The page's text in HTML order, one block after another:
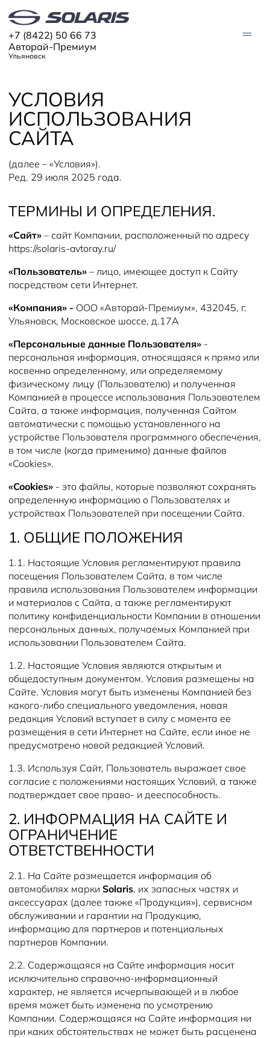
Авторай-Премиум
Ульяновск
+7 (8422) 50 66 73
АВТО В НАЛИЧИИ
МОДЕЛИ
Solaris KRS
Solaris HS
ПОКУПАТЕЛЯМ
Трейд-ин
Корпоративным клиентам
Тест-драйв
Solaris Страхование
Solaris Забота
Плати частями
СЕРВИС
Запись на сервис
Гарантия
Руководства
О ДИЛЕРЕ
Контакты
Новости
УСЛОВИЯ
ИСПОЛЬЗОВАНИЯ
САЙТА
(далее – «Условия»).
Ред. 29 июля 2025 года.
ТЕРМИНЫ И ОПРЕДЕЛЕНИЯ.
«Сайт» – сайт Компании, расположенный по адресу
https://solaris-avtoray.ru/
«Пользователь» – лицо, имеющее доступ к Сайту
посредством сети Интернет.
«Компания» - ООО «Авторай-Премиум», 432045, г.
Ульяновск, Московское шоссе, д.17А
«Персональные данные Пользователя» -
персональная информация, относящаяся к прямо или
косвенно определенному, или определяемому
физическому лицу (Пользователю) и полученная
Компанией в процессе использования Пользователем
Сайта, а также информация, полученная Сайтом
автоматически с помощью установленного на
устройстве Пользователя программного обеспечения,
в том числе (когда применимо) данные файлов
«Cookies».
«Cookies» - это файлы, которые позволяют сохранять
определенную информацию о Пользователях и
устройствах Пользователей при посещении Сайта.
1. ОБЩИЕ ПОЛОЖЕНИЯ
1.1. Настоящие Условия регламентируют правила
посещения Пользователем Сайта, в том числе
правила использования Пользователем информации
и материалов с Сайта, а также регламентируют
политику конфиденциальности Компании в отношении
персональных данных, получаемых Компанией при
использовании Пользователем Сайта.
1.2. Настоящие Условия являются открытым и
общедоступным документом. Условия размещены на
Сайте. Условия могут быть изменены Компанией без
какого-либо специального уведомления, новая
редакция Условий вступает в силу с момента ее
размещения в сети Интернет на Сайте, если иное не
предусмотрено новой редакцией Условий.
1.3. Используя Сайт, Пользователь выражает свое
согласие с положениями настоящих Условий, а также
подтверждает свое право- и дееспособность.
2. ИНФОРМАЦИЯ НА САЙТЕ И
ОГРАНИЧЕНИЕ
ОТВЕТСТВЕННОСТИ
2.1. На Сайте размещается информация об
автомобилях марки Solaris, их запасных частях и
аксессуарах (далее также «Продукция»), сервисном
обслуживании и гарантии на Продукцию,
информацию для партнеров и потенциальных
партнеров Компании.
2.2. Содержащаяся на Сайте информация носит
исключительно справочно-информационный
характер, не является исчерпывающей и в любое
время может быть изменена по усмотрению
Компании. Содержащаяся на Сайте информация ни
при каких обстоятельствах не может быть расценена